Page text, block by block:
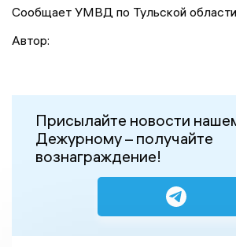
Сообщает УМВД по Тульской области
Автор:
Присылайте новости
Дежурному – получайте
вознаграждение!